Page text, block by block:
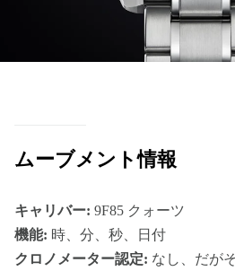
ムーブメント情報
キャリバー: 9F85 クォーツ
機能: 時、分、秒、日付
クロノメーター認定: なし、だが